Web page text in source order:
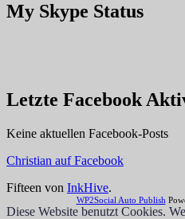
My Skype Status
Letzte Facebook
Keine aktuellen Facebook-Posts
Christian auf Facebook
Fifteen von InkHive.
WP2Social Auto Publish
Diese Website benutzt Cookies.